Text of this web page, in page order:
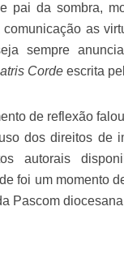
pai da sombra,
as
sempre
Corde escrita
de reflexão
dos direitos de
autorais
foi um momento
Pascom